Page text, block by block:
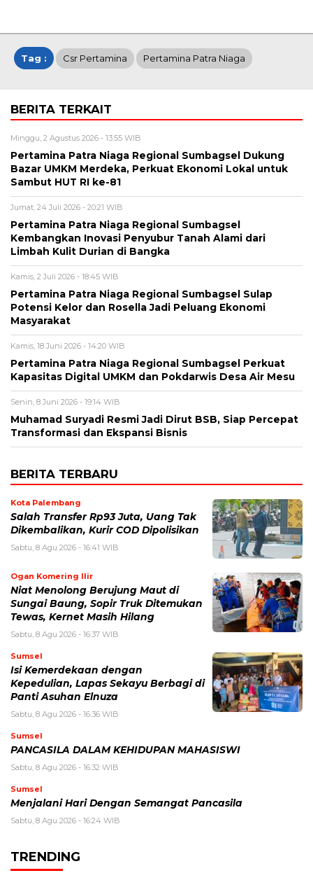
Tag : Csr Pertamina Pertamina Patra Niaga
BERITA TERKAIT
Minggu, 2 Agustus 2026 - 13:55 WIB
Pertamina Patra Niaga Regional Sumbagsel Dukung
Bazar UMKM Merdeka, Perkuat Ekonomi Lokal untuk
Sambut HUT RI ke-81
Jumat, 24 Juli 2026 - 20:21 WIB
Pertamina Patra Niaga Regional Sumbagsel
Kembangkan Inovasi Penyubur Tanah Alami dari
Limbah Kulit Durian di Bangka
Kamis, 2 Juli 2026 - 18:45 WIB
Pertamina Patra Niaga Regional Sumbagsel Sulap
Potensi Kelor dan Rosella Jadi Peluang Ekonomi
Masyarakat
Kamis, 18 Juni 2026 - 14:20 WIB
Pertamina Patra Niaga Regional Sumbagsel Perkuat
Kapasitas Digital UMKM dan Pokdarwis Desa Air Mesu
Senin, 8 Juni 2026 - 19:14 WIB
Muhamad Suryadi Resmi Jadi Dirut BSB, Siap Percepat
Transformasi dan Ekspansi Bisnis
BERITA TERBARU
Kota Palembang
Salah Transfer Rp93 Juta, Uang Tak
Dikembalikan, Kurir COD Dipolisikan
Sabtu, 8 Agu 2026 - 16:41 WIB
Ogan Komering Ilir
Niat Menolong Berujung Maut di
Sungai Baung, Sopir Truk Ditemukan
Tewas, Kernet Masih Hilang
Sabtu, 8 Agu 2026 - 16:37 WIB
Sumsel
Isi Kemerdekaan dengan
Kepedulian, Lapas Sekayu Berbagi di
Panti Asuhan Elnuza
Sabtu, 8 Agu 2026 - 16:36 WIB
Sumsel
PANCASILA DALAM KEHIDUPAN MAHASISWI
Sabtu, 8 Agu 2026 - 16:32 WIB
Sumsel
Menjalani Hari Dengan Semangat Pancasila
Sabtu, 8 Agu 2026 - 16:24 WIB
TRENDING